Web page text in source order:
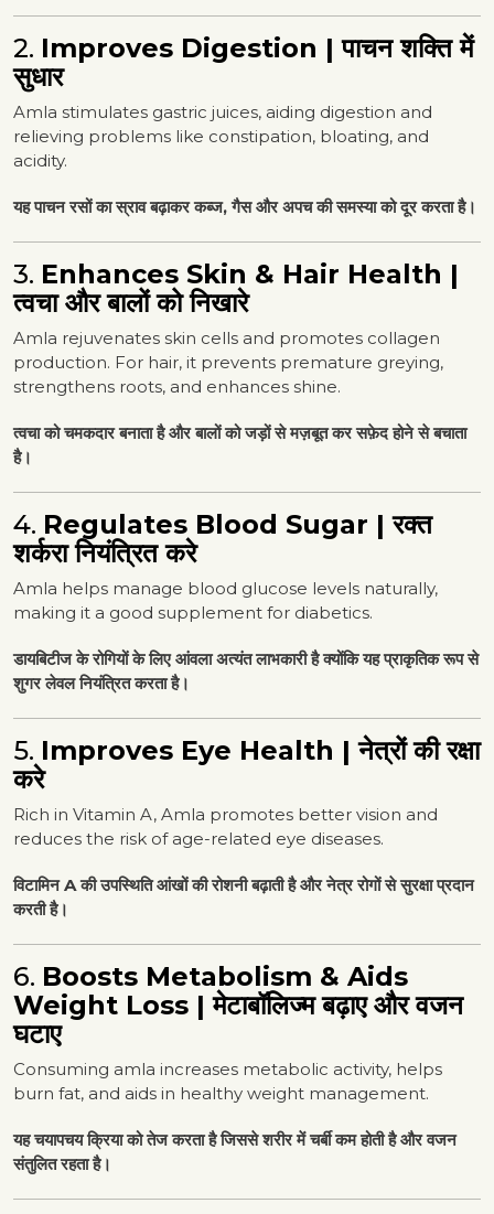
2. Improves Digestion | पाचन शक्ति में
सुधार
Amla stimulates gastric juices, aiding digestion and
relieving problems like constipation, bloating, and
acidity.
यह पाचन रसों का स्राव बढ़ाकर कब्ज, गैस और अपच की समस्या को दूर करता है।
3. Enhances Skin & Hair Health |
त्वचा और बालों को निखारे
Amla rejuvenates skin cells and promotes collagen
production. For hair, it prevents premature greying,
strengthens roots, and enhances shine.
त्वचा को चमकदार बनाता है और बालों को जड़ों से मज़बूत कर सफ़ेद होने से बचाता
है।
4. Regulates Blood Sugar | रक्त
शर्करा नियंत्रित करे
Amla helps manage blood glucose levels naturally,
making it a good supplement for diabetics.
डायबिटीज के रोगियों के लिए आंवला अत्यंत लाभकारी है क्योंकि यह प्राकृतिक रूप से
शुगर लेवल नियंत्रित करता है।
5. Improves Eye Health | नेत्रों की रक्षा
करे
Rich in Vitamin A, Amla promotes better vision and
reduces the risk of age-related eye diseases.
विटामिन A की उपस्थिति आंखों की रोशनी बढ़ाती है और नेत्र रोगों से सुरक्षा प्रदान
करती है।
6. Boosts Metabolism & Aids
Weight Loss | मेटाबॉलिज्म बढ़ाए और वजन
घटाए
Consuming amla increases metabolic activity, helps
burn fat, and aids in healthy weight management.
यह चयापचय क्रिया को तेज करता है जिससे शरीर में चर्बी कम होती है और वजन
संतुलित रहता है।